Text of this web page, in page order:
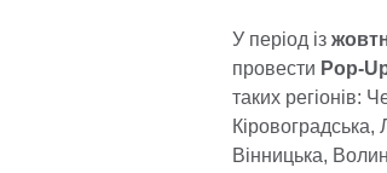
У період із
провести Pop-
таких регіонів:
Кіровоградська,
Вінницька,